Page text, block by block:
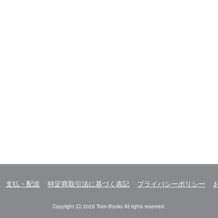
支払・配送 特定商取引法に基づく表記 プライバシーポリシー
Copyright (C) 2025 Train-Books All rights reserved.